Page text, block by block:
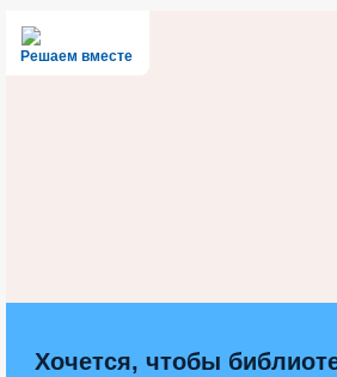
Решаем вместе
Хочется, чтобы